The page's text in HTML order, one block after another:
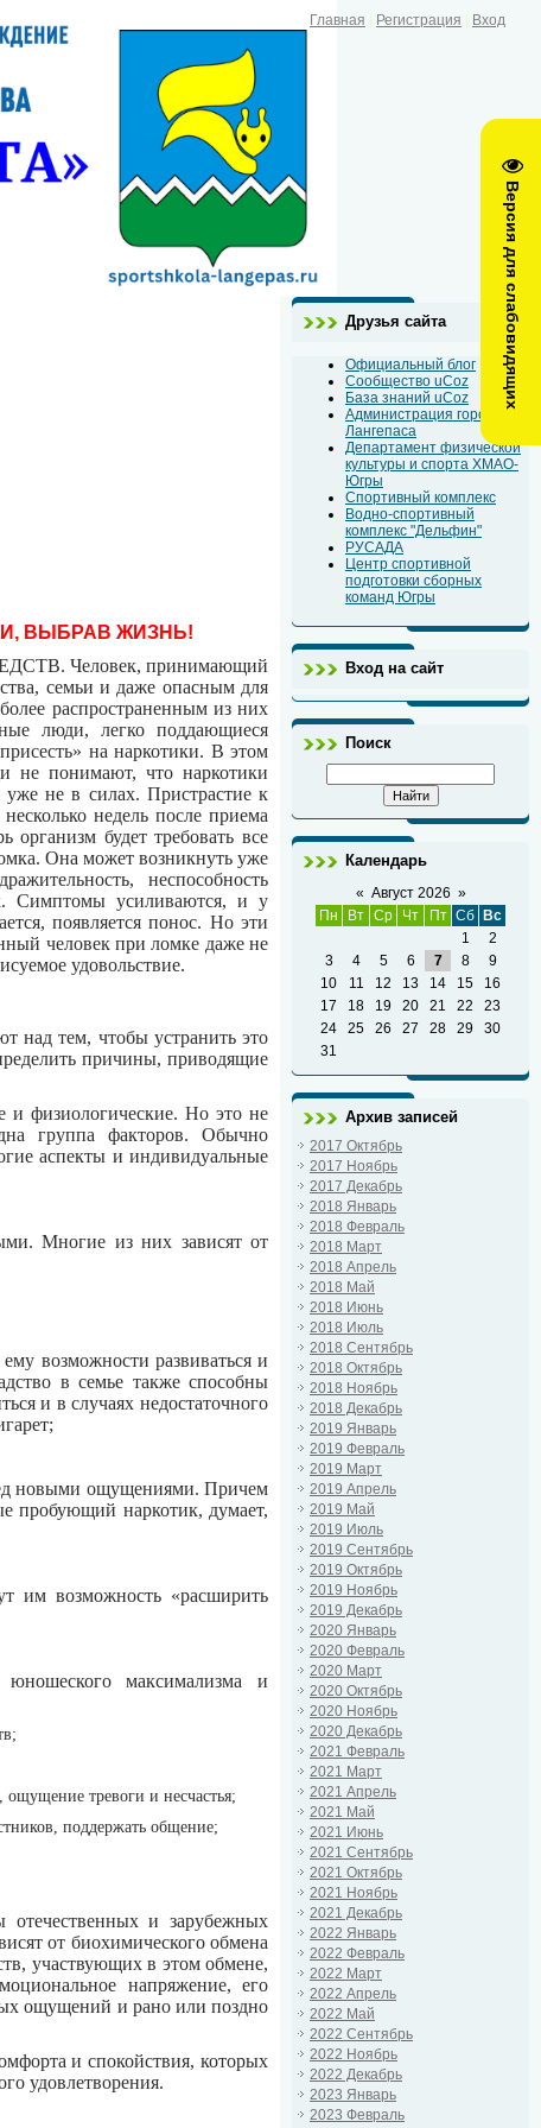
Версия для слабовидящих
Главная Регистрация Вход
ВЫБРАВ ЖИЗНЬ!
Человек, принимающий
семьи и даже опасным для
распространенным из них
люди, легко поддающиеся
на наркотики. В этом
не понимают, что наркотики
уже не в силах. Пристрастие к
недель после приема
организм будет требовать все
Она может возникнуть уже
неспособность
Симптомы усиливаются, и у
появляется понос. Но эти
человек при ломке даже не
удовольствие.
над тем, чтобы устранить это
причины, приводящие
и физиологические. Но это не
группа факторов. Обычно
аспекты и индивидуальные
Многие из них зависят от
возможности развиваться и
в семье также способны
и в случаях недостаточного
новыми ощущениями. Причем
пробующий наркотик, думает,
им возможность «расширить
максимализма и
ощущение тревоги и несчастья;
поддержать общение;
отечественных и зарубежных
от биохимического обмена
участвующих в этом обмене,
напряжение, его
ощущений и рано или поздно
и спокойствия, которых
удовлетворения.
Друзья сайта
Официальный блог
Сообщество uCoz
База знаний uCoz
Администрация города
Лангепаса
Департамент физической
культуры и спорта ХМАО-
Югры
Спортивный комплекс
Водно-спортивный
комплекс "Дельфин"
РУСАДА
Центр спортивной
подготовки сборных
команд Югры
Вход на сайт
Поиск
Календарь
« Август 2026 »
Пн
Вт Ср Чт Пт Сб
Вс
1
2
3
4 5 6 7 8
9
10
11 12 13 14 15
16
17
18 19 20 21 22
23
24
25 26 27 28 29
30
31
Архив записей
2017 Октябрь
2017 Ноябрь
2017 Декабрь
2018 Январь
2018 Февраль
2018 Март
2018 Апрель
2018 Май
2018 Июнь
2018 Июль
2018 Сентябрь
2018 Октябрь
2018 Ноябрь
2018 Декабрь
2019 Январь
2019 Февраль
2019 Март
2019 Апрель
2019 Май
2019 Июль
2019 Сентябрь
2019 Октябрь
2019 Ноябрь
2019 Декабрь
2020 Январь
2020 Февраль
2020 Март
2020 Октябрь
2020 Ноябрь
2020 Декабрь
2021 Февраль
2021 Март
2021 Апрель
2021 Май
2021 Июнь
2021 Сентябрь
2021 Октябрь
2021 Ноябрь
2021 Декабрь
2022 Январь
2022 Февраль
2022 Март
2022 Апрель
2022 Май
2022 Сентябрь
2022 Ноябрь
2022 Декабрь
2023 Январь
2023 Февраль